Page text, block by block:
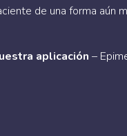
de una forma aún
aplicación –